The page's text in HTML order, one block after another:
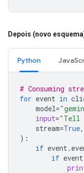
Depois (novo
Python
# Consuming
for event in
model=
input="Tell
stream=True,
):
if event.
if event